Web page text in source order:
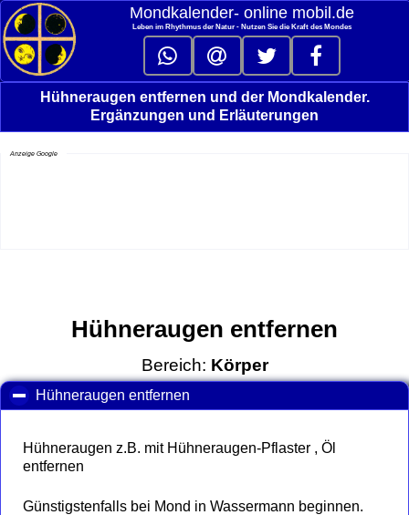
Mondkalender‑ online mobil.de
Leben im Rhythmus der Natur - Nutzen Sie die Kraft des Mondes
Hühneraugen entfernen und der Mondkalender.
Ergänzungen und Erläuterungen
Anzeige Google
Hühneraugen entfernen
Bereich: Körper
Hühneraugen entfernen
Hühneraugen z.B. mit Hühneraugen-Pflaster , Öl
entfernen
Günstigstenfalls bei Mond in Wassermann beginnen.